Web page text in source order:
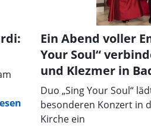
Ein Abend voller
Your Soul“
und Klezmer in
Duo „Sing Your Soul“
besonderen Konzert in
Kirche ein